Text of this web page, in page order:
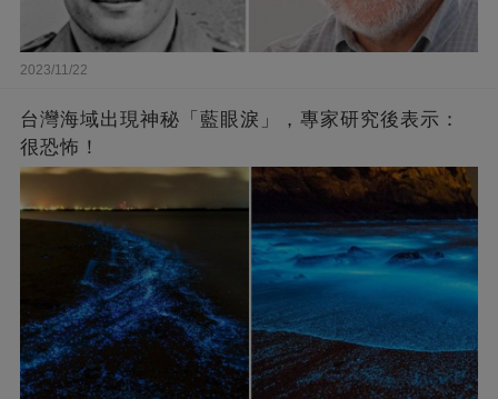
2023/11/22
台灣海域出現神秘「藍眼淚」，專家研究後表示：
很恐怖！